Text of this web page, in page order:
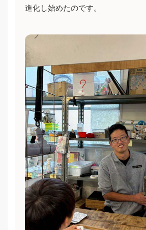
進化し始めたのです。